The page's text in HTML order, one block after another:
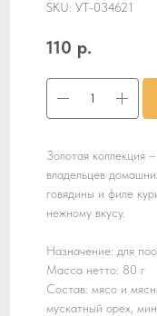
SKU: УТ-034621
110 р.
Золотая коллекция
владельцев
говядины и филе
нежному вкусу.
Назначение: для
Масса нетто: 80 г
Состав: мясо и
мускатный орех,